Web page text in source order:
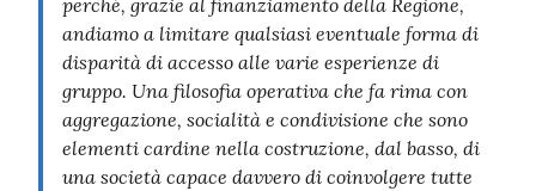
andiamo a limitare qualsiasi eventuale forma di
disparità di accesso alle varie esperienze di
gruppo. Una filosofia operativa che fa rima con
aggregazione, socialità e condivisione che sono
elementi cardine nella costruzione, dal basso, di
una società capace davvero di coinvolgere tutte